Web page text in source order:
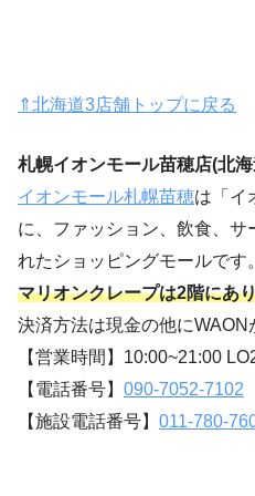
⇑北海道3店舗トップに戻る
札幌イオンモール苗穂店(北
イオンモール札幌苗穂は「イ
に、ファッション、飲食、サ
れたショッピングモールです。
マリオンクレープは2階にあ
決済方法は現金の他にWAON
【営業時間】10:00~21:00
【電話番号】 090-7052-7102
【施設電話番号】 011-780-